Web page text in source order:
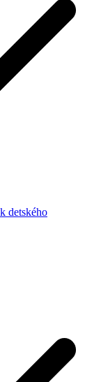
detského